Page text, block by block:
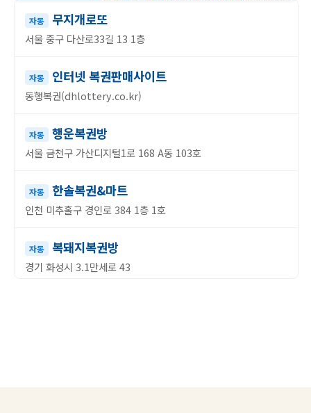
자동 무지개로또
서울 중구 다산로33길 13 1층
자동 인터넷 복권판매사이트
동행복권(dhlottery.co.kr)
자동 행운복권방
서울 금천구 가산디지털1로 168 A동 103호
자동 한솔복권&마트
인천 미추홀구 경인로 384 1층 1호
자동 복돼지복권방
경기 화성시 3.1만세로 43